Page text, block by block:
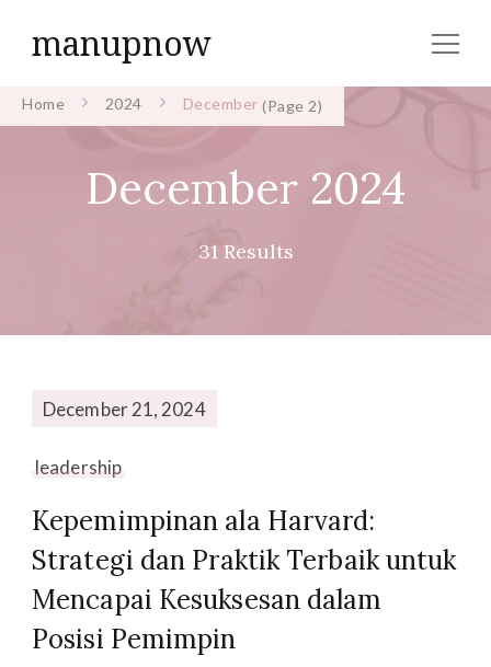
manupnow
Home 2024 December (Page 2)
December 2024
31 Results
December 21, 2024
leadership
Kepemimpinan ala Harvard:
Strategi dan Praktik Terbaik untuk
Mencapai Kesuksesan dalam
Posisi Pemimpin